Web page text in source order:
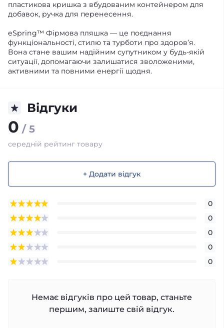
пластикова кришка з вбудованим контейнером для
добавок, ручка для перенесення.
eSpring™ Фірмова пляшка — це поєднання
функціональності, стилю та турботи про здоров’я.
Вона стане вашим надійним супутником у будь-якій
ситуації, допомагаючи залишатися зволоженими,
активними та повними енергії щодня.
Відгуки
0 / 5
середній рейтинг товару
+ Додати відгук
0
0
0
0
0
Немає відгуків про цей товар, станьте
першим, залиште свій відгук.